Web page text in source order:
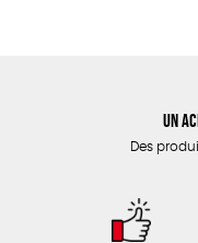
Un
Des